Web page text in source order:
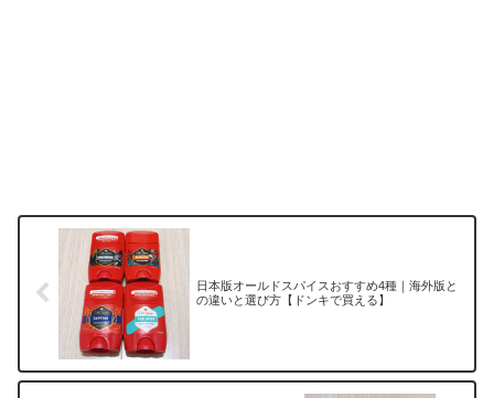
日本版オールドスパイスおすすめ4種｜海外版と
の違いと選び方【ドンキで買える】